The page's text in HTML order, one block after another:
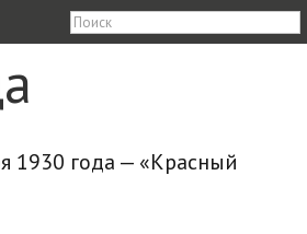
1930 года — «Красный